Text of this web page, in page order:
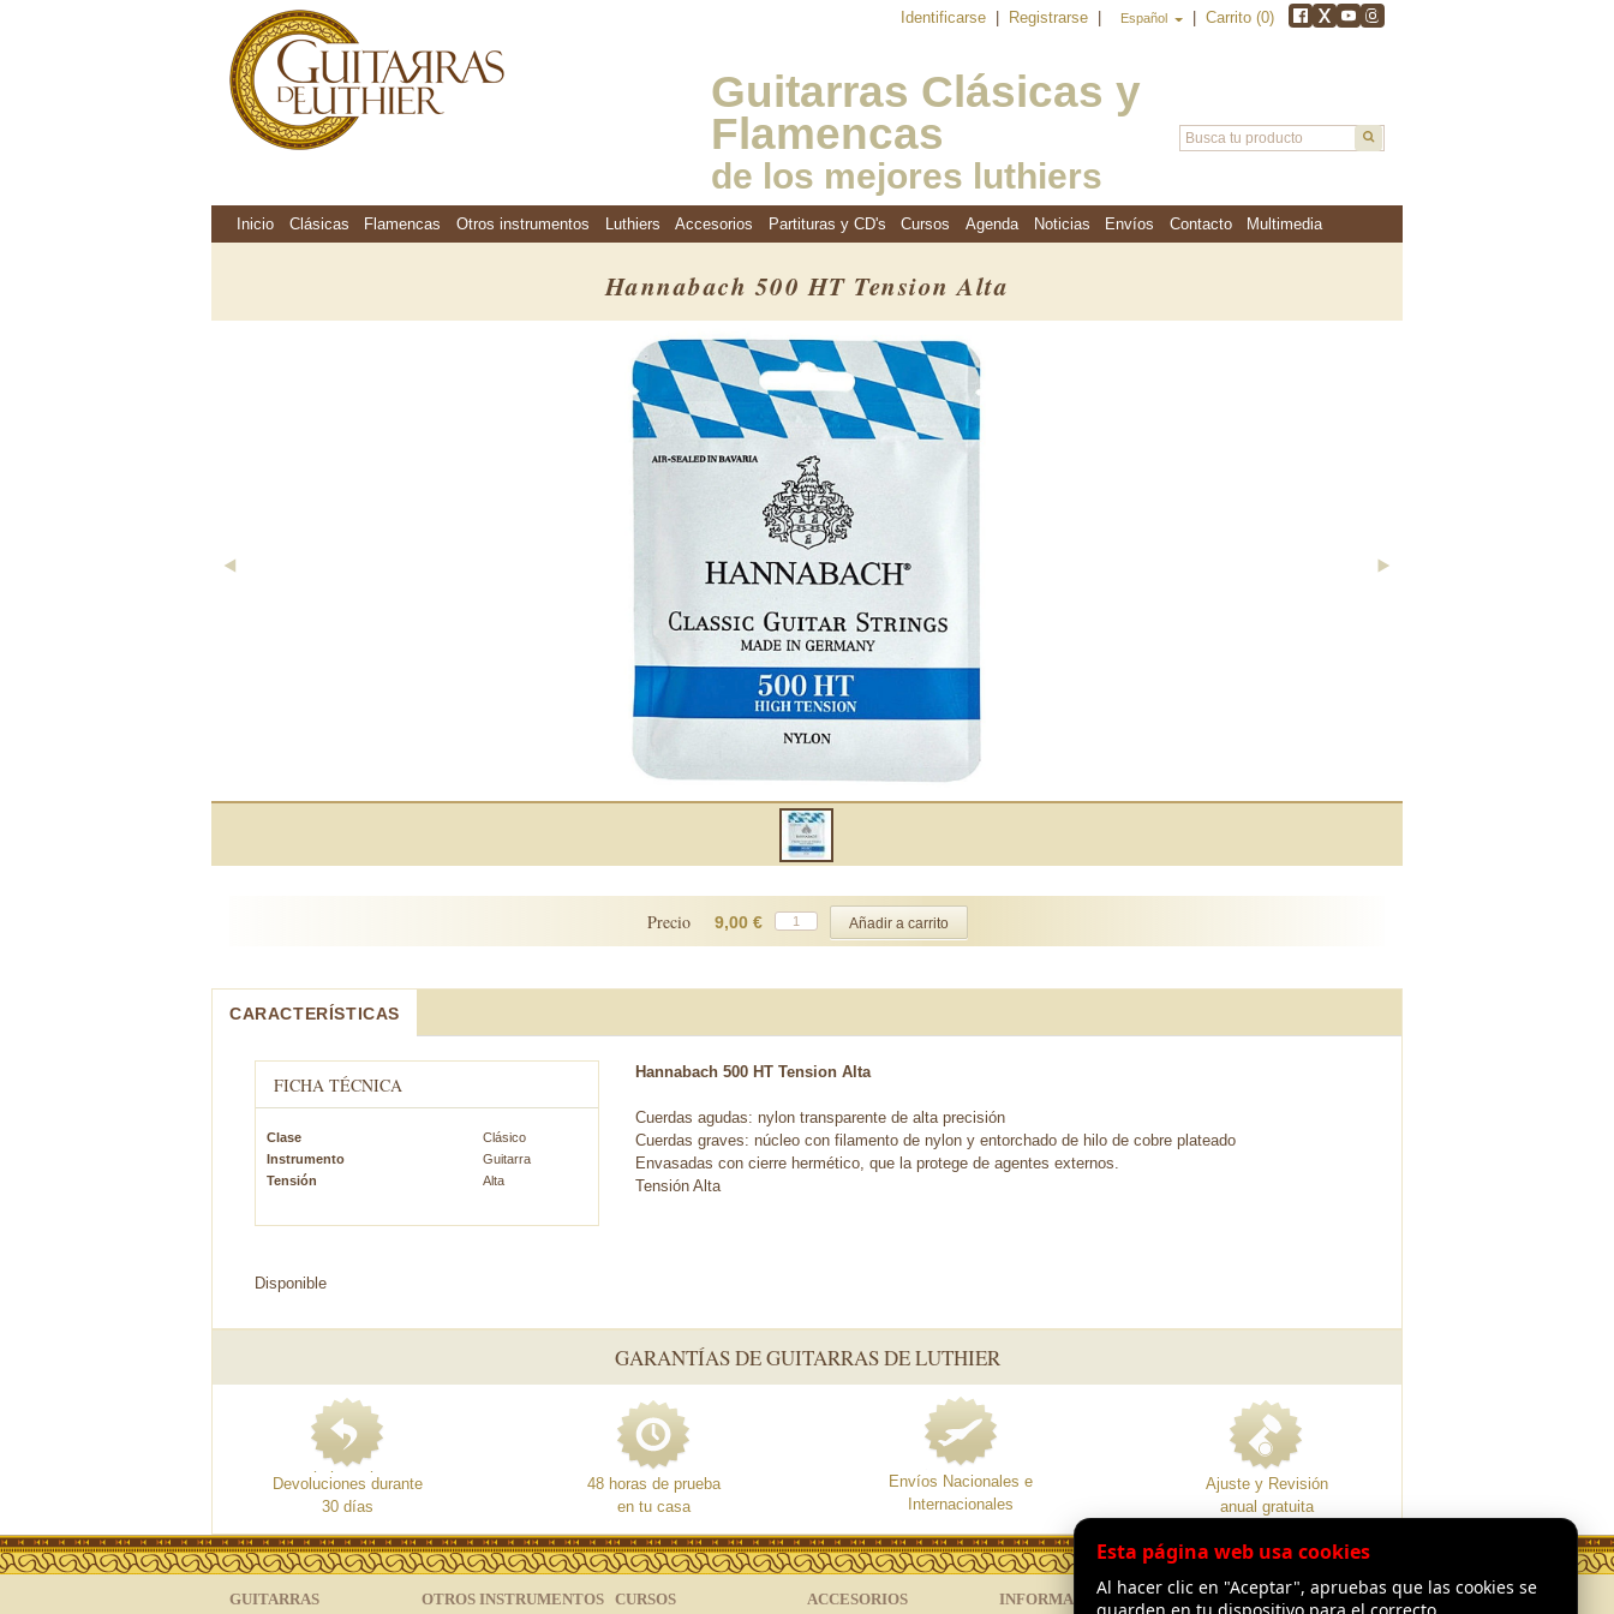
Identificarse Registrarse Español Carrito (0)
Guitarras Clásicas y
Flamencas
de los mejores luthiers
Inicio Clásicas Flamencas Otros instrumentos Luthiers Accesorios Partituras y CD's Cursos Agenda Noticias Envíos Contacto Multimedia
Hannabach 500 HT Tension Alta
Precio 9,00 €
CARACTERÍSTICAS
FICHA TÉCNICA
Clase
Clásico
Instrumento
Guitarra
Tensión
Alta
Disponible
Hannabach 500 HT Tension Alta
Cuerdas agudas: nylon transparente de alta precisión
Cuerdas graves: núcleo con filamento de nylon y entorchado de hilo de cobre plateado
Envasadas con cierre hermético, que la protege de agentes externos.
Tensión Alta
GARANTÍAS DE GUITARRAS DE LUTHIER
Devoluciones durante
30 días
48 horas de prueba
en tu casa
Envíos Nacionales e
Internacionales
Ajuste y Revisión
anual gratuita
GUITARRAS OTROS INSTRUMENTOS CURSOS ACCESORIOS INFORMACIÓN LEGAL
Esta página web usa cookies
Al hacer clic en "Aceptar", apruebas que las cookies se